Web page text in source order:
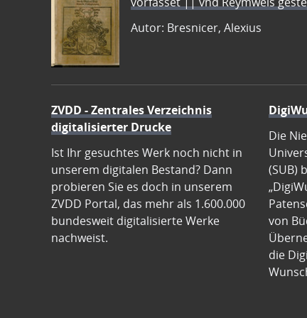
Autor: Bresnicer, Alexius
ZVDD - Zentrales Verzeichnis
digitalisierter Drucke
Ist Ihr gesuchtes Werk noch nicht in
unserem digitalen Bestand? Dann
probieren Sie es doch in unserem
ZVDD Portal, das mehr als 1.600.000
bundesweit digitalisierte Werke
nachweist.
Die
(SUB)
von
die